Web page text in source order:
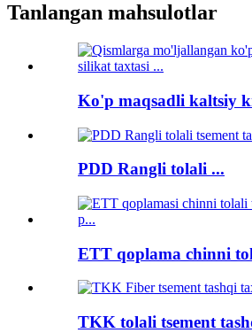
Tanlangan mahsulotlar
Ko'p maqsadli kaltsiy
PDD Rangli tolali ...
ETT qoplama chinni
TKK tolali tsement